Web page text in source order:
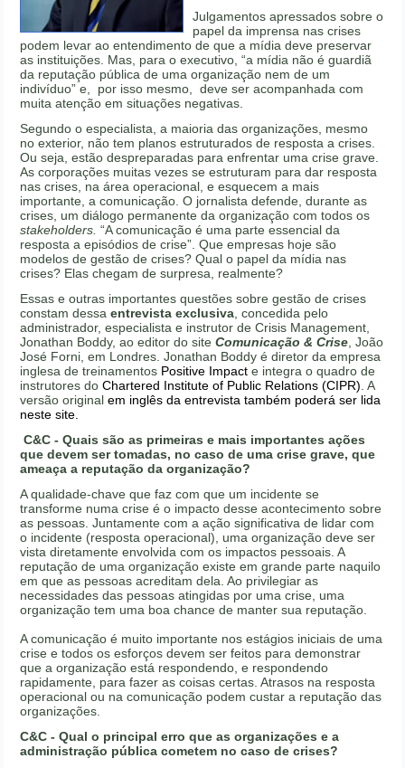
Julgamentos apressados sobre o
papel da imprensa nas crises
podem levar ao entendimento de que a mídia deve preservar
as instituições. Mas, para o executivo, “a mídia não é guardiã
da reputação pública de uma organização nem de um
indivíduo” e, por isso mesmo, deve ser acompanhada com
muita atenção em situações negativas.
Segundo o especialista, a maioria das organizações, mesmo
no exterior, não tem planos estruturados de resposta a crises.
Ou seja, estão despreparadas para enfrentar uma crise grave.
As corporações muitas vezes se estruturam para dar resposta
nas crises, na área operacional, e esquecem a mais
importante, a comunicação. O jornalista defende, durante as
crises, um diálogo permanente da organização com todos os
stakeholders.“A comunicação é uma parte essencial da
resposta a episódios de crise”. Que empresas hoje são
modelos de gestão de crises? Qual o papel da mídia nas
crises? Elas chegam de surpresa, realmente?
Essas e outras importantes questões sobre gestão de crises
constam dessaentrevista exclusiva, concedida pelo
administrador, especialista e instrutor de Crisis Management,
Jonathan Boddy, ao editor do siteComunicação & Crise, João
José Forni, em Londres. Jonathan Boddy é diretor da empresa
inglesa de treinamentos Positive Impacte integra o quadro de
instrutores do Chartered Institute of Public Relations (CIPR). A
versão originalem inglês da entrevista também poderá ser lida
neste site.
C&C - Quais são as primeiras e mais importantes ações
que devem ser tomadas, no caso de uma crise grave, que
ameaça a reputação da organização?
A qualidade-chave que faz com que um incidente se
transforme numa crise é o impacto desse acontecimento sobre
as pessoas. Juntamente com a ação significativa de lidar com
o incidente (resposta operacional), uma organização deve ser
vista diretamente envolvida com os impactos pessoais. A
reputação de uma organização existe em grande parte naquilo
em que as pessoas acreditam dela. Ao privilegiar as
necessidades das pessoas atingidas por uma crise, uma
organização tem uma boa chance de manter sua reputação.
A comunicação é muito importante nos estágios iniciais de uma
crise e todos os esforços devem ser feitos para demonstrar
que a organização está respondendo, e respondendo
rapidamente, para fazer as coisas certas. Atrasos na resposta
operacional ou na comunicação podem custar a reputação das
organizações.
C&C - Qual o principal erro que as organizações e a
administração pública cometem no caso de crises?